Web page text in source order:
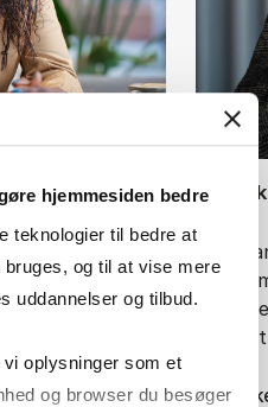
hjemmesiden bedre
teknologier til bedre at
og til at vise mere
uddannelser og tilbud.
oplysninger som et
og browser du besøger
det tvær­fag­li­ge
flere
er i
kræver, at man
”Jeg
han i
Se